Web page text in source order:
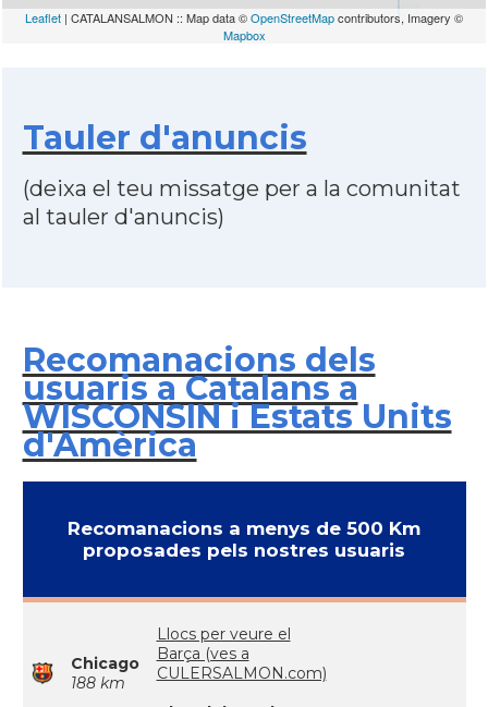
Leaflet | CATALANSALMON :: Map data ©OpenStreetMapcontributors, Imagery ©
Mapbox
Tauler d'anuncis
(deixa el teu missatge per a la comunitat
al tauler d'anuncis)
Recomanacions dels
usuaris a Catalans a
WISCONSIN i Estats Units
d'Amèrica
Recomanacions a menys de 500 Km
proposades pels nostres usuaris
Chicago
188 km
Llocs per veure el
Barça (ves a
CULERSALMON.com)